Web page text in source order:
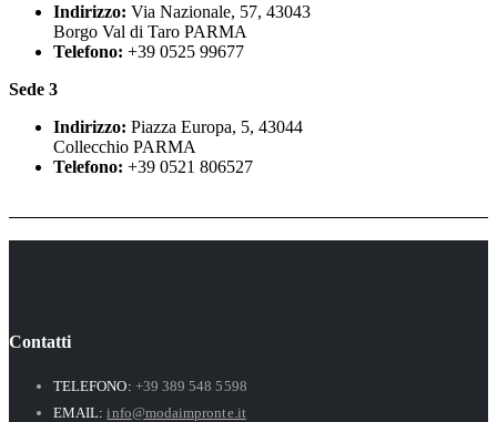
Indirizzo: Via Nazionale, 57, 43043
Borgo Val di Taro PARMA
Telefono: +39 0525 99677
Sede 3
Indirizzo: Piazza Europa, 5, 43044
Collecchio PARMA
Telefono: +39 0521 806527
Contatti
TELEFONO: +39 389 548 5598
EMAIL: info@modaimpronte.it